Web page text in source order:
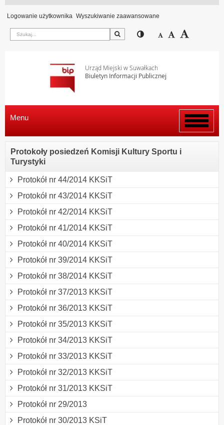
Logowanie użytkownika Wyszukiwanie zaawansowane
Szukaj Przełącz pomiędzy
Zmniejsz
Domyślny
Urząd Miejski w Suwałkach
Biuletyn Informacji Publicznej
Włącz
menu
Menu
Protokoły posiedzeń Komisji Kultury Sportu i
Turystyki
Protokół nr 44/2014 KKSiT
Protokół nr 43/2014 KKSiT
Protokół nr 42/2014 KKSiT
Protokół nr 41/2014 KKSiT
Protokół nr 40/2014 KKSiT
Protokół nr 39/2014 KKSiT
Protokół nr 38/2014 KKSiT
Protokół nr 37/2013 KKSiT
Protokół nr 36/2013 KKSiT
Protokół nr 35/2013 KKSiT
Protokół nr 34/2013 KKSiT
Protokół nr 33/2013 KKSiT
Protokół nr 32/2013 KKSiT
Protokół nr 31/2013 KKSiT
Protokół nr 29/2013
Protokół nr 30/2013 KSiT